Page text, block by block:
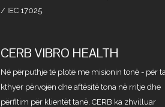
/ IEC 17025.
CERB VIBRO HEALTH
Në përputhje të plotë me misionin tonë - për
kthyer përvojën dhe aftësitë tona në rritje dhe
përfitim për klientët tanë, CERB ka zhvilluar